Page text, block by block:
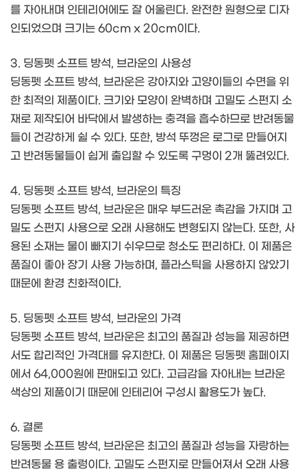
를 자아내며 인테리어에도 잘 어울린다. 완전한 원형으로 디자
인되었으며 크기는 60cm x 20cm이다.
3. 딩동펫 소프트 방석, 브라운의 사용성
딩동펫 소프트 방석, 브라운은 강아지와 고양이들의 수면을 위
한 최적의 제품이다. 크기와 모양이 완벽하며 고밀도 스펀지 소
재로 제작되어 바닥에서 발생하는 충격을 흡수하므로 반려동물
들이 건강하게 쉴 수 있다. 또한, 방석 뚜껑은 로그로 만들어지
고 반려동물들이 쉽게 출입할 수 있도록 구멍이 2개 뚫려있다.
4. 딩동펫 소프트 방석, 브라운의 특징
딩동펫 소프트 방석, 브라운은 매우 부드러운 촉감을 가지며 고
밀도 스펀지 사용으로 오래 사용해도 변형되지 않는다. 또한, 사
용된 소재는 물이 빠지기 쉬우므로 청소도 편리하다. 이 제품은
품질이 좋아 장기 사용 가능하며, 플라스틱을 사용하지 않았기
때문에 환경 친화적이다.
5. 딩동펫 소프트 방석, 브라운의 가격
딩동펫 소프트 방석, 브라운은 최고의 품질과 성능을 제공하면
서도 합리적인 가격대를 유지한다. 이 제품은 딩동펫 홈페이지
에서 64,000원에 판매되고 있다. 고급감을 자아내는 브라운
색상의 제품이기 때문에 인테리어 구성시 활용도가 높다.
6. 결론
딩동펫 소프트 방석, 브라운은 최고의 품질과 성능을 자랑하는
반려동물 용 출렁이다. 고밀도 스펀지로 만들어져서 오래 사용